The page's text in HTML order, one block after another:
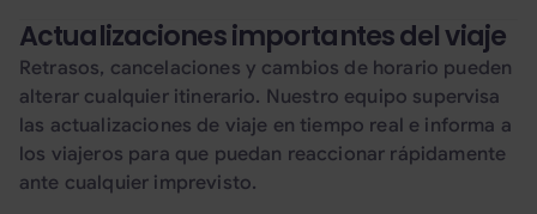
Actualizaciones importantes del viaje
Retrasos, cancelaciones y cambios de horario pueden
alterar cualquier itinerario. Nuestro equipo supervisa
las actualizaciones de viaje en tiempo real e informa a
los viajeros para que puedan reaccionar rápidamente
ante cualquier imprevisto.